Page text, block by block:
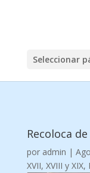
Seleccionar
Recoloca
por admin |
XVII, XVIII y XIX,